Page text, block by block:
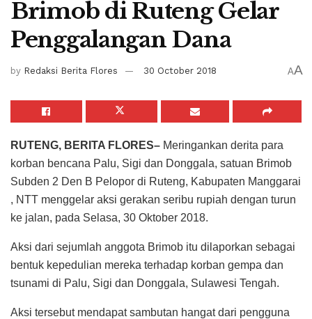
Brimob di Ruteng Gelar
Penggalangan Dana
by Redaksi Berita Flores 30 October 2018 AA
RUTENG, BERITA FLORES– Meringankan derita para
korban bencana Palu, Sigi dan Donggala, satuan Brimob
Subden 2 Den B Pelopor di Ruteng, Kabupaten Manggarai
, NTT menggelar aksi gerakan seribu rupiah dengan turun
ke jalan, pada Selasa, 30 Oktober 2018.
Aksi dari sejumlah anggota Brimob itu dilaporkan sebagai
bentuk kepedulian mereka terhadap korban gempa dan
tsunami di Palu, Sigi dan Donggala, Sulawesi Tengah.
Aksi tersebut mendapat sambutan hangat dari pengguna